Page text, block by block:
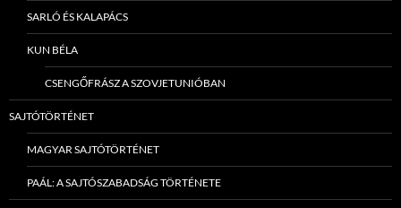
SARLÓ ÉS KALAPÁCS
KUN BÉLA
CSENGŐFRÁSZ A SZOVJETUNIÓBAN
SAJTÓTÖRTÉNET
MAGYAR SAJTÓTÖRTÉNET
PAÁL: A SAJTÓSZABADSÁG TÖRTÉNETE